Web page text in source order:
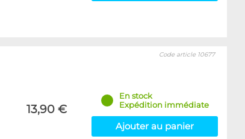
13,90 €
Code article 10677
En stock
Expédition immédiate
Ajouter au panier